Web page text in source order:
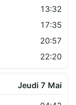
13:32
17:35
20:57
22:20
Jeudi 7 Mai